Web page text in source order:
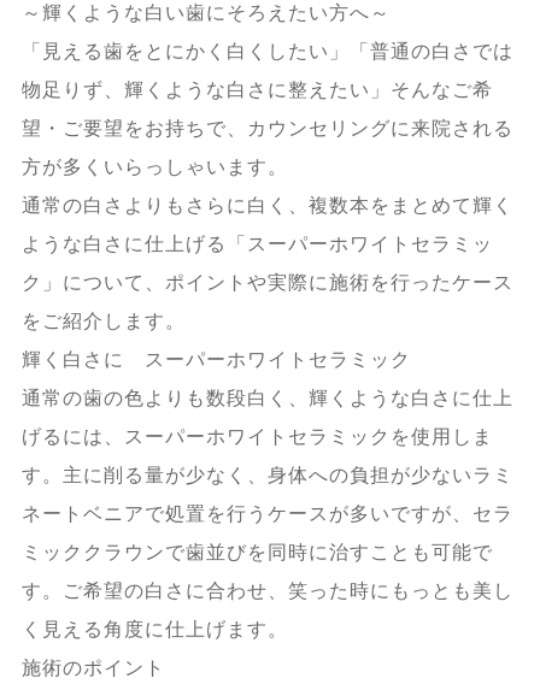
～輝くような白い歯にそろえたい方へ～
「見える歯をとにかく白くしたい」「普通の白さでは
物足りず、輝くような白さに整えたい」そんなご希
望・ご要望をお持ちで、カウンセリングに来院される
方が多くいらっしゃいます。
通常の白さよりもさらに白く、複数本をまとめて輝く
ような白さに仕上げる「スーパーホワイトセラミッ
ク」について、ポイントや実際に施術を行ったケース
をご紹介します。
輝く白さに スーパーホワイトセラミック
通常の歯の色よりも数段白く、輝くような白さに仕上
げるには、スーパーホワイトセラミックを使用しま
す。主に削る量が少なく、身体への負担が少ないラミ
ネートベニアで処置を行うケースが多いですが、セラ
ミッククラウンで歯並びを同時に治すことも可能で
す。ご希望の白さに合わせ、笑った時にもっとも美し
く見える角度に仕上げます。
施術のポイント